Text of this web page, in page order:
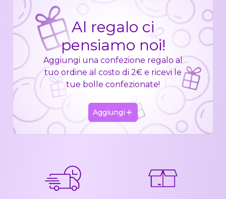
Al regalo ci
pensiamo noi!
Aggiungi una confezione regalo al
tuo ordine al costo di 2€ e ricevi le
tue bolle confezionate!
Aggiungi